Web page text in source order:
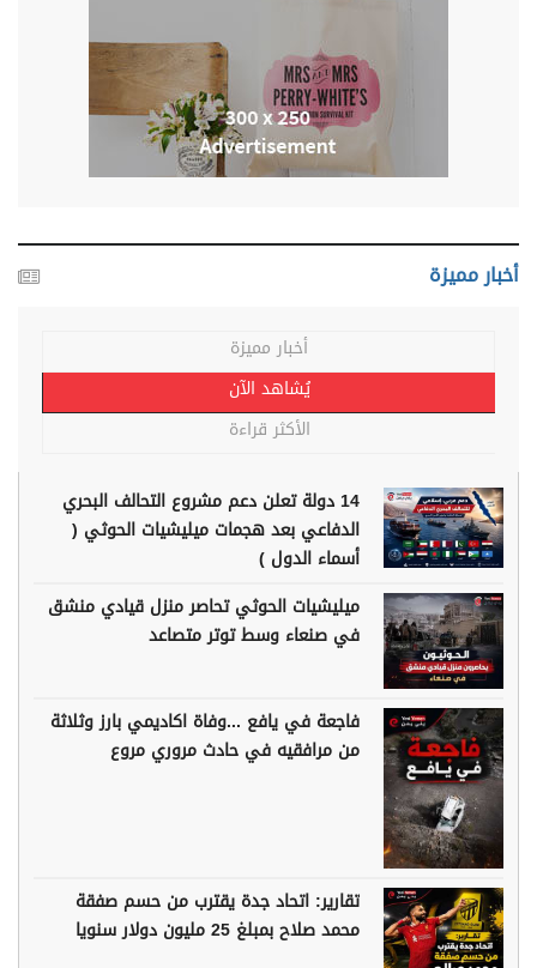
أخبار مميزة
أخبار مميزة
يُشاهد الآن
الأكثر قراءة
14 دولة تعلن دعم مشروع التحالف البحري
الدفاعي بعد هجمات ميليشيات الحوثي (
أسماء الدول )
ميليشيات الحوثي تحاصر منزل قيادي منشق
في صنعاء وسط توتر متصاعد
فاجعة في يافع ...وفاة اكاديمي بارز وثلاثة
من مرافقيه في حادث مروري مروع
تقارير: اتحاد جدة يقترب من حسم صفقة
محمد صلاح بمبلغ 25 مليون دولار سنويا